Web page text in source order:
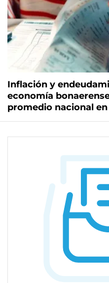
Inflación y
economía
promedio nacional